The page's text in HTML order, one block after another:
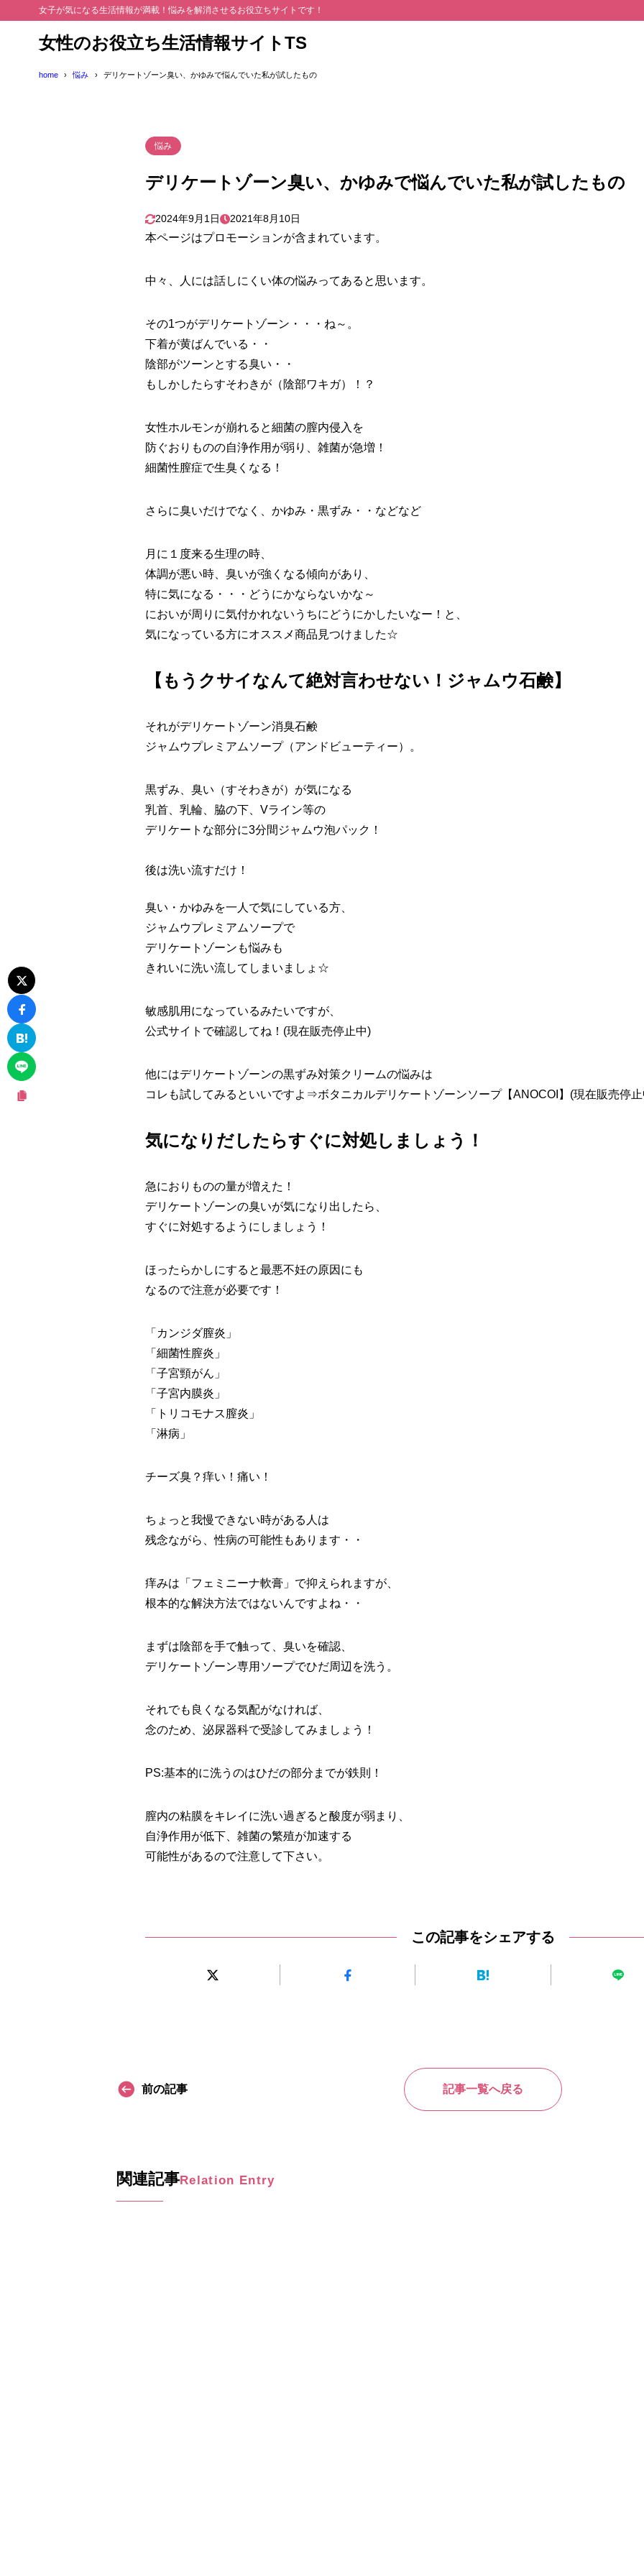
女子が気になる生活情報が満載！悩みを解消させるお役立ちサイトです！
女性のお役立ち生活情報サイトTS
home 悩み デリケートゾーン臭い、かゆみで悩んでいた私が試したもの
悩み
デリケートゾーン臭い、かゆみで悩んでいた私が試したもの
2024年9月1日 2021年8月10日
本ページはプロモーションが含まれています。
中々、人には話しにくい体の悩みってあると思います。
その1つがデリケートゾーン・・・ね～。
下着が黄ばんでいる・・
陰部がツーンとする臭い・・
もしかしたらすそわきが（陰部ワキガ） ！？
女性ホルモンが崩れると細菌の膣内侵入を
防ぐおりものの自浄作用が弱り、雑菌が急増！
細菌性膣症で生臭くなる！
さらに臭いだけでなく、 かゆみ・黒ずみ ・・などなど
月に１度来る生理の時、
体調が悪い時、臭いが強くなる傾向があり、
特に気になる・・・どうにかならないかな～
においが周りに気付かれないうちにどうにかしたいなー！と、
気になっている方にオススメ商品見つけました☆
【もうクサイなんて絶対言わせない！ジャムウ石鹸】
それがデリケートゾーン消臭石鹸
ジャムウプレミアムソープ（アンドビューティー）
。
黒ずみ、臭い（すそわきが）が気になる
乳首、乳輪、脇の下、Vライン等の
デリケートな部分に3分間ジャムウ泡パック！
後は洗い流すだけ！
臭い・かゆみを一人で気にしている方、
ジャムウプレミアムソープで
デリケートゾーンも悩みも
きれいに洗い流してしまいましょ☆
敏感肌用になっているみたいですが、
公式サイトで確認してね！ (現在販売停止中)
他にはデリケートゾーンの黒ずみ対策クリームの悩みは
コレも試してみるといいですよ⇒ボタニカルデリケートゾーンソープ【ANOCOI】(現在販売停
気になりだしたらすぐに対処しましょう！
急におりものの量が増えた！
デリケートゾーンの臭いが気になり出したら、
すぐに対処するようにしましょう！
ほったらかしにすると最悪不妊の原因にも
なるので注意が必要です！
「カンジダ膣炎」
「細菌性膣炎」
「子宮頸がん」
「子宮内膜炎」
「トリコモナス膣炎」
「淋病」
チーズ臭？痒い！痛い！
ちょっと我慢できない時がある人は
残念ながら、性病の可能性もあります・・
痒みは「フェミニーナ軟膏」で抑えられますが、
根本的な解決方法ではないんですよね・・
まずは陰部を手で触って、臭いを確認、
デリケートゾーン専用ソープでひだ周辺を洗う。
それでも良くなる気配がなければ、
念のため、泌尿器科で受診してみましょう！
PS:基本的に洗うのはひだの部分までが鉄則！
膣内の粘膜をキレイに洗い過ぎると酸度が弱まり、
自浄作用が低下、雑菌の繁殖が加速する
可能性があるので注意して下さい。
この記事をシェアする
前の記事 記事一覧へ戻る
関連記事Relation Entry